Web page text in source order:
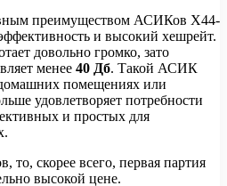
преимуществом АСИКов X44-
и высокий хешрейт.
довольно громко, зато
менее 40 Дб. Такой АСИК
помещениях или
удовлетворяет потребности
и простых для
то, скорее всего, первая партия
высокой цене.